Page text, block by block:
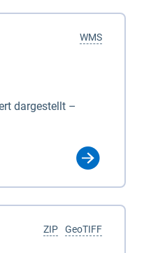
Verordnung
WMS
dargestellt –
GeoTIFF
ZIP